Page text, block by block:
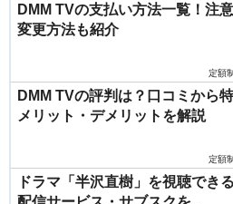
DMM TVの支払い方法一覧！注
変更方法も紹介
定額
DMM TVの評判は？口コミから特
メリット・デメリットを解説
定額
ドラマ「半沢直樹」を視聴でき